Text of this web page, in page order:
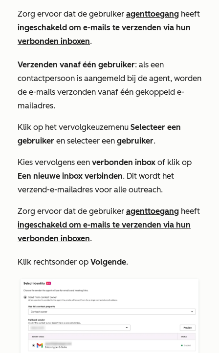
Zorg ervoor dat de gebruiker agenttoegang heeft
ingeschakeld om e-mails te verzenden via hun
verbonden inboxen.
Verzenden vanaf één gebruiker: als een
contactpersoon is aangemeld bij de agent, worden
de e-mails verzonden vanaf één gekoppeld e-
mailadres.
Klik op het vervolgkeuzemenu Selecteer een
gebruiker en selecteer een gebruiker.
Kies vervolgens een verbonden inbox of klik op
Een nieuwe inbox verbinden. Dit wordt het
verzend-e-mailadres voor alle outreach.
Zorg ervoor dat de gebruiker agenttoegang heeft
ingeschakeld om e-mails te verzenden via hun
verbonden inboxen.
Klik rechtsonder op Volgende.